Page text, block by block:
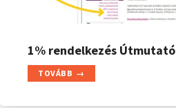
1% rendelkezés Útmutató
TOVÁBB